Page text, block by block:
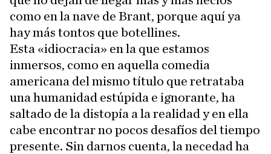
como en la nave de Brant, porque aquí ya
hay más tontos que botellines.
Esta «idiocracia» en la que estamos
inmersos, como en aquella comedia
americana del mismo título que retrataba
una humanidad estúpida e ignorante, ha
saltado de la distopía a la realidad y en ella
cabe encontrar no pocos desafíos del tiempo
presente. Sin darnos cuenta, la necedad ha